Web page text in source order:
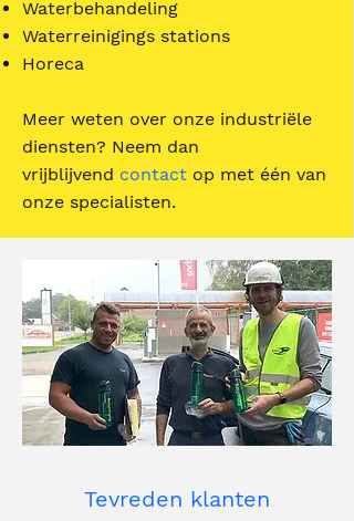
Waterbehandeling
Waterreinigings stations
Horeca
Meer weten over onze industriële
diensten? Neem dan
vrijblijvend contact op met één van
onze specialisten.
Tevreden klanten